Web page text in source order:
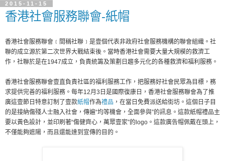
2015-11-15
香港社會服務聯會-紙帽
香港社會服務聯會﹝間稱社聯﹞是壹個代表非政府社會服務機構的聯會組織。社
聯的成立源於第二次世界大戰結束後。當時香港社會需要大量大規模的救濟工
作，社聯於是在1947成立，負責統籌及策劃日趨多元化的各種救濟和福利服務。
香港社會服務聯會壹直負責社區的福利服務工作，把服務好社會民眾為目標，務
求提供完善的福利服務。每年12月3日是國際復康日，香港社會服務聯會為了推
廣這壹節日特意訂制了壹款紙帽作為禮品 ，在當日免費派送給街坊。這個日子目
的是接納傷殘人士融入社會，傳遍“均等機會，全面參與”的訊息。這款紙帽禮品主
要以黃色設計，並印刷著“傷健齊心，萬眾壹家”的logo。這款廣告帽佩戴在頭上，
不僅能夠遮陽，而且還能達到宣傳的目的。